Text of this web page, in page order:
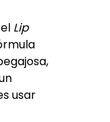
Lip
usar